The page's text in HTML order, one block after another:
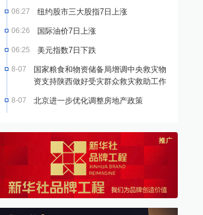
06:27 纽约股市三大股指7日上涨
06:26 国际油价7日上涨
06:25 美元指数7日下跌
8-07
国家粮食和物资储备局增调中央救灾物
资支持陕西做好受灾群众救灾救助工作
8-07 北京进一步优化调整房地产政策